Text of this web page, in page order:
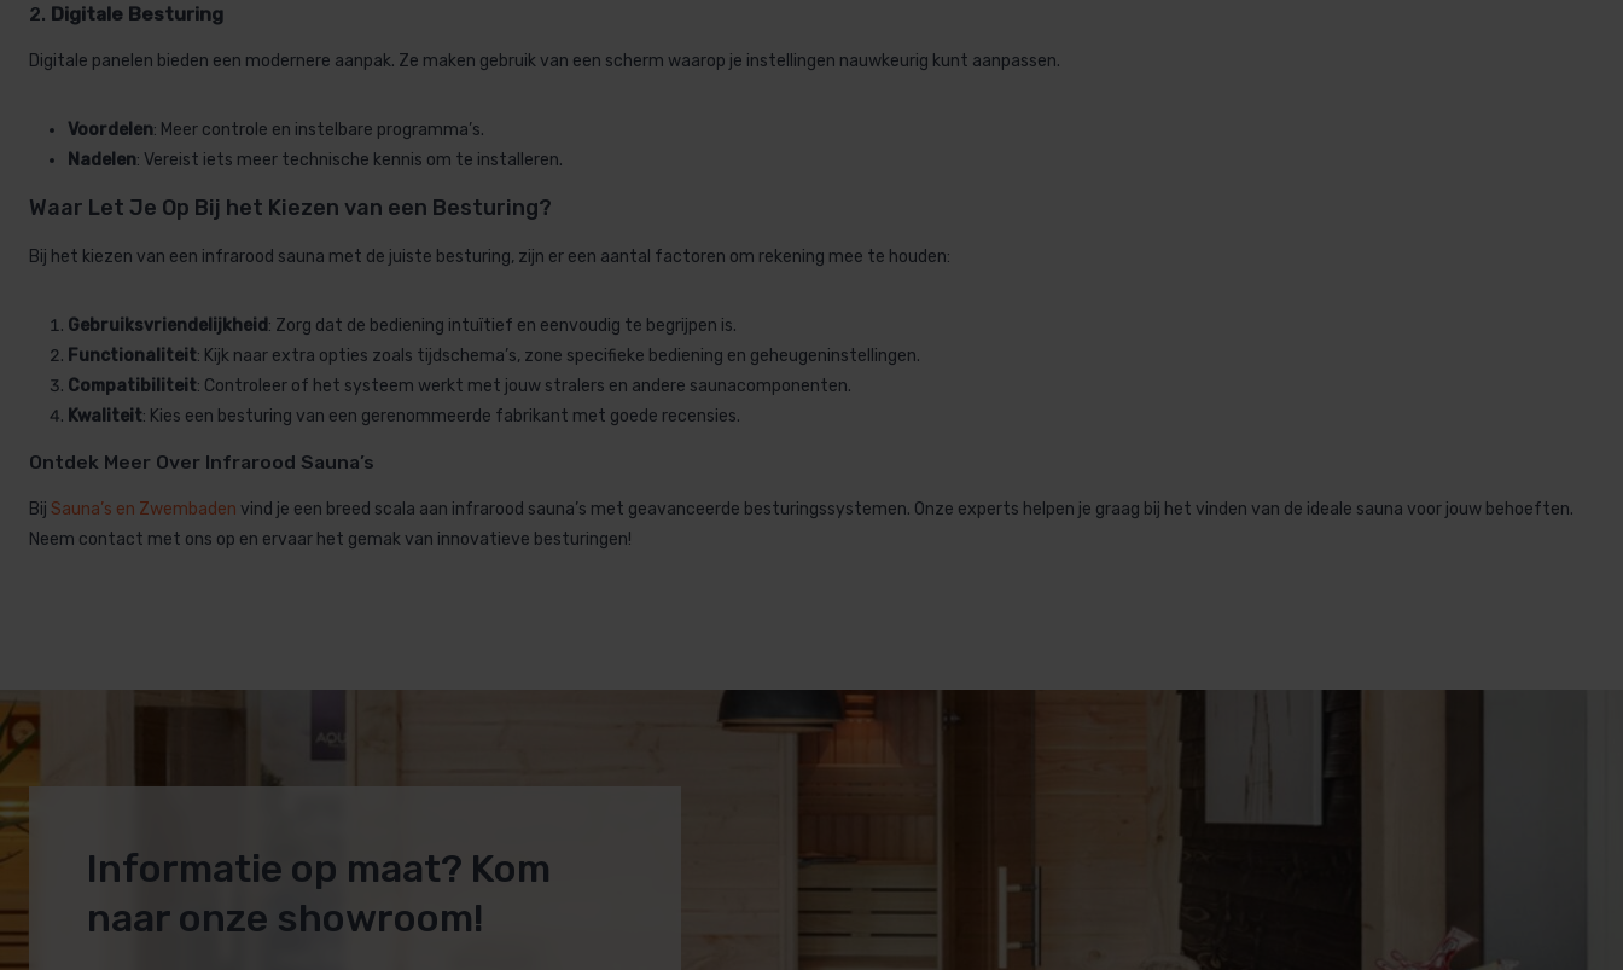
2. Digitale Besturing
Digitale panelen bieden een modernere aanpak. Ze maken gebruik van een scherm waarop je instellingen nauwkeurig kunt aanpassen.
Voordelen: Meer controle en instelbare programma’s.
Nadelen: Vereist iets meer technische kennis om te installeren.
Waar Let Je Op Bij het Kiezen van een Besturing?
Bij het kiezen van een infrarood sauna met de juiste besturing, zijn er een aantal factoren om rekening mee te houden:
Gebruiksvriendelijkheid : Zorg dat de bediening intuïtief en eenvoudig te begrijpen is.
Functionaliteit: Kijk naar extra opties zoals tijdschema’s, zone specifieke bediening en geheugeninstellingen.
Compatibiliteit: Controleer of het systeem werkt met jouw stralers en andere saunacomponenten.
Kwaliteit: Kies een besturing van een gerenommeerde fabrikant met goede recensies.
Ontdek Meer Over Infrarood Sauna’s
Bij Sauna’s en Zwembaden vind je een breed scala aan infrarood sauna’s met geavanceerde besturingssystemen. Onze experts helpen je graag bij het vinden van de ideale sauna voor jouw behoeften.
Neem contact met ons op en ervaar het gemak van innovatieve besturingen!
Informatie op maat? Kom
naar onze showroom!